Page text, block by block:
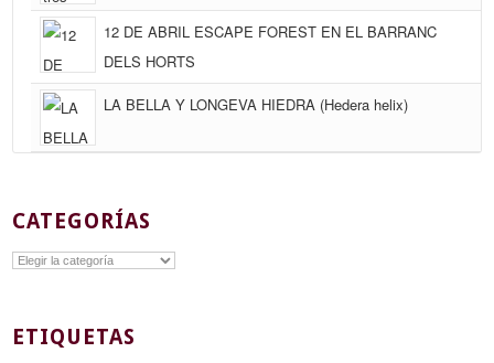
12 DE ABRIL ESCAPE FOREST EN EL BARRANC
DELS HORTS
LA BELLA Y LONGEVA HIEDRA (Hedera helix)
CATEGORÍAS
Categorías
ETIQUETAS